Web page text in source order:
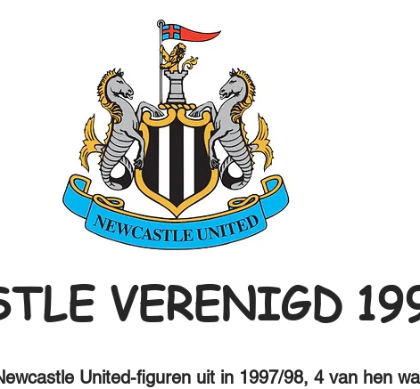
VERENIGD
United-figuren uit in 1997/98, 4 van hen